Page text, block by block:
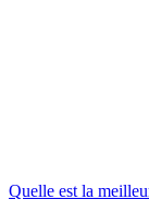
Quelle est la